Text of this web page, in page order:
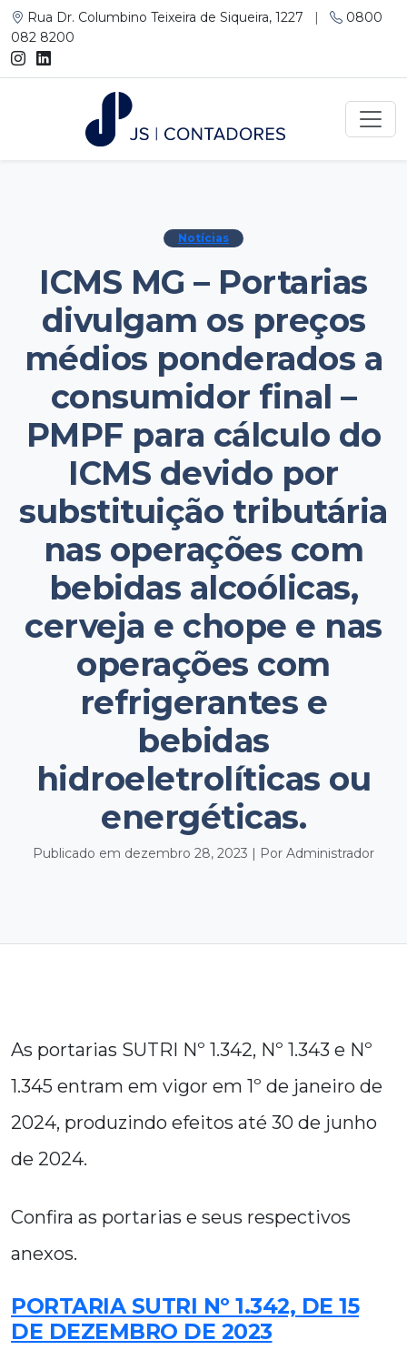
Rua Dr. Columbino Teixeira de Siqueira, 1227 |
0800
082 8200
Notícias
ICMS MG – Portarias
divulgam os preços
médios ponderados a
consumidor final –
PMPF para cálculo do
ICMS devido por
substituição tributária
nas operações com
bebidas alcoólicas,
cerveja e chope e nas
operações com
refrigerantes e
bebidas
hidroeletrolíticas ou
energéticas.
Publicado em dezembro 28, 2023 | Por Administrador
As portarias SUTRI Nº 1.342, Nº 1.343 e Nº
1.345 entram em vigor em 1º de janeiro de
2024, produzindo efeitos até 30 de junho
de 2024.
Confira as portarias e seus respectivos
anexos.
PORTARIA SUTRI Nº 1.342, DE 15
DE DEZEMBRO DE 2023